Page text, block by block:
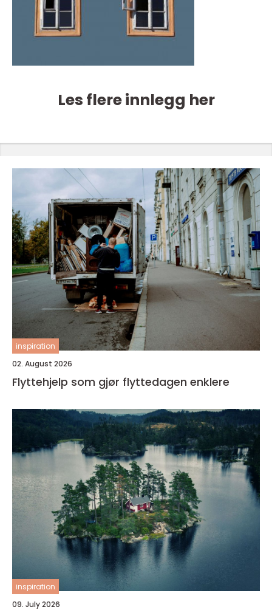
Les flere innlegg her
inspiration
02. August 2026
Flyttehjelp som gjør flyttedagen enklere
inspiration
09. July 2026